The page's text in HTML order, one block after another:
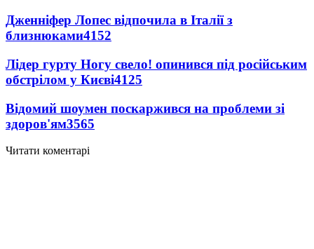
Дженніфер Лопес відпочила в Італії з
близнюками4152
Лідер гурту Ногу свело! опинився під російським
обстрілом у Києві4125
Відомий шоумен поскаржився на проблеми зі
здоров'ям3565
Читати коментарі